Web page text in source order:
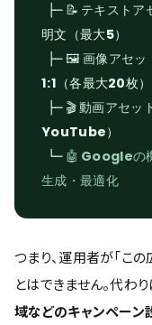
├─ 📝 テキストア
明文（最大5）
├─🖼 画像アセッ
1:1（各最大20枚）
├─ 🎬 動画アセッ
YouTube）
└─ 🤖 Googleの
生成・最適化
つまり、運用者が「こ
とはできません。代わ
域などのキャンペーン